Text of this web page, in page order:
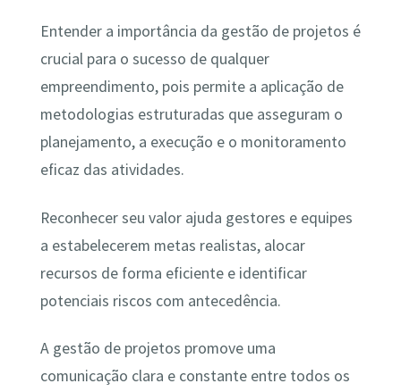
Entender a importância da gestão de projetos é
crucial para o sucesso de qualquer
empreendimento, pois permite a aplicação de
metodologias estruturadas que asseguram o
planejamento, a execução e o monitoramento
eficaz das atividades.
Reconhecer seu valor ajuda gestores e equipes
a estabelecerem metas realistas, alocar
recursos de forma eficiente e identificar
potenciais riscos com antecedência.
A gestão de projetos promove uma
comunicação clara e constante entre todos os